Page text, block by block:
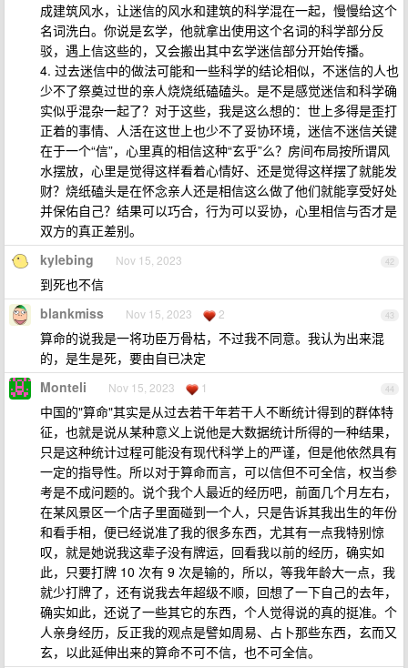
成建筑风水，让迷信的风水和建筑的科学混在一起，慢慢给这个
名词洗白。你说是玄学，他就拿出使用这个名词的科学部分反
驳，遇上信这些的，又会搬出其中玄学迷信部分开始传播。
4. 过去迷信中的做法可能和一些科学的结论相似，不迷信的人也
少不了祭奠过世的亲人烧烧纸磕磕头。是不是感觉迷信和科学确
实似乎混杂一起了？对于这些，我是这么想的：世上多得是歪打
正着的事情、人活在这世上也少不了妥协环境，迷信不迷信关键
在于一个“信”，心里真的相信这种“玄乎”么？房间布局按所谓风
水摆放，心里是觉得这样看着心情好、还是觉得这样摆了就能发
财？烧纸磕头是在怀念亲人还是相信这么做了他们就能享受好处
并保佑自己？结果可以巧合，行为可以妥协，心里相信与否才是
双方的真正差别。
42
kylebing Nov 15, 2023
到死也不信
43
blankmiss Nov 15, 2023 2
算命的说我是一将功臣万骨枯，不过我不同意。我认为出来混
的，是生是死，要由自已决定
44
Monteli Nov 15, 2023 1
中国的"算命"其实是从过去若干年若干人不断统计得到的群体特
征，也就是说从某种意义上说他是大数据统计所得的一种结果，
只是这种统计过程可能没有现代科学上的严谨，但是他依然具有
一定的指导性。所以对于算命而言，可以信但不可全信，权当参
考是不成问题的。说个我个人最近的经历吧，前面几个月左右，
在某风景区一个店子里面碰到一个人，只是告诉其我出生的年份
和看手相，便已经说准了我的很多东西，尤其有一点我特别惊
叹，就是她说我这辈子没有牌运，回看我以前的经历，确实如
此，只要打牌 10 次有 9 次是输的，所以，等我年龄大一点，我
就少打牌了，还有说我去年超级不顺，回想了一下自己的去年，
确实如此，还说了一些其它的东西，个人觉得说的真的挺准。个
人亲身经历，反正我的观点是譬如周易、占卜那些东西，玄而又
玄，以此延伸出来的算命不可不信，也不可全信。